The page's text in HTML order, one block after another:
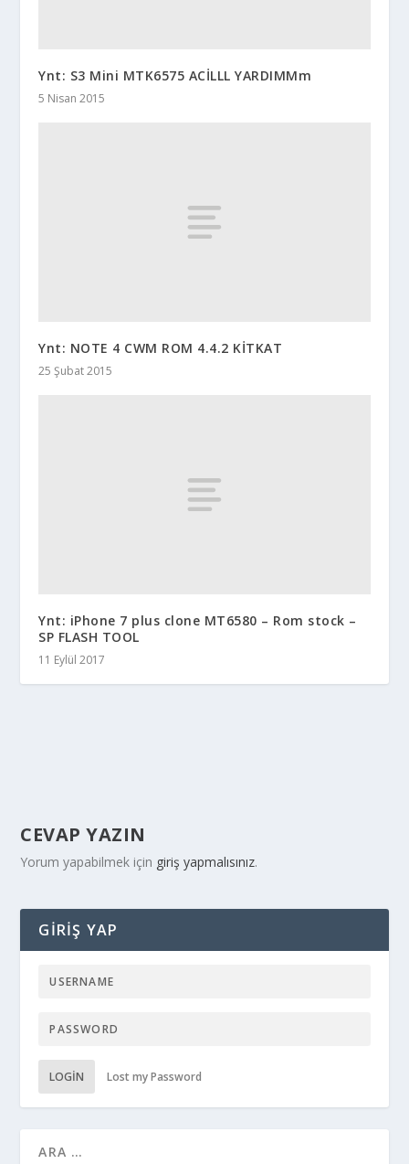
Ynt: S3 Mini MTK6575 ACİLLL YARDIMMm
5 Nisan 2015
Ynt: NOTE 4 CWM ROM 4.4.2 KİTKAT
25 Şubat 2015
Ynt: iPhone 7 plus clone MT6580 – Rom stock –
SP FLASH TOOL
11 Eylül 2017
CEVAP YAZIN
Yorum yapabilmek için giriş yapmalısınız.
GIRIŞ YAP
LOGIN Lost my Password